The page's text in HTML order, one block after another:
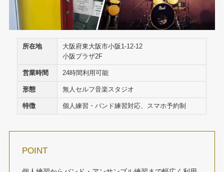
所在地
大阪府東大阪市小阪1-12-12
小阪プラザ2F
営業時間 24時間利用可能
形態 無人セルフ音楽スタジオ
特徴 個人練習・バンド練習対応、スマホ予約制
POINT